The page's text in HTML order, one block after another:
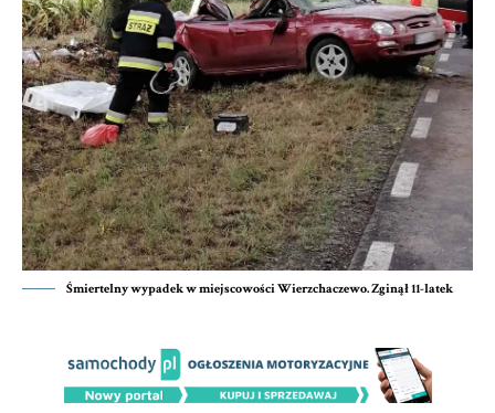
Śmiertelny wypadek w miejscowości Wierzchaczewo. Zginął 11-latek